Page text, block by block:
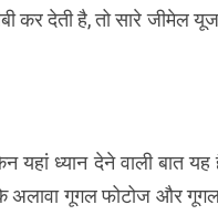
कर देती है, तो सारे जीमेल
ध्यान देने वाली बात
गूगल फोटोज और